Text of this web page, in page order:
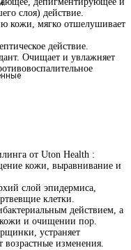
слоя) действие.
кожи, мягко отшелушивает
действие.
Очищает и увлажняет
от Uton Health :
кожи, выравнивание и
слой эпидермиса,
клетки.
действием, а
кожи и очищении пор.
устраняет
возрастные изменения.